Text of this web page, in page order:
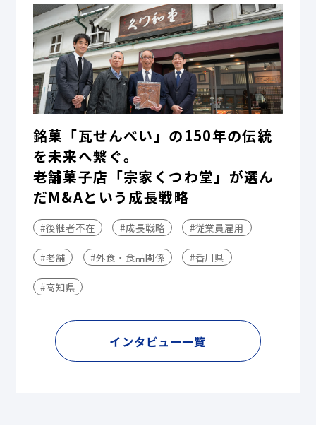
銘菓「瓦せんべい」の150年の伝統
を未来へ繋ぐ。
老舗菓子店「宗家くつわ堂」が選ん
だM&Aという成長戦略
#後継者不在 #成長戦略 #従業員雇用
#老舗 #外食・食品関係 #香川県
#高知県
インタビュー一覧